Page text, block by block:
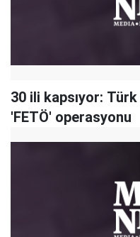
30 ili kapsıyor:
'FETÖ' operasyonu